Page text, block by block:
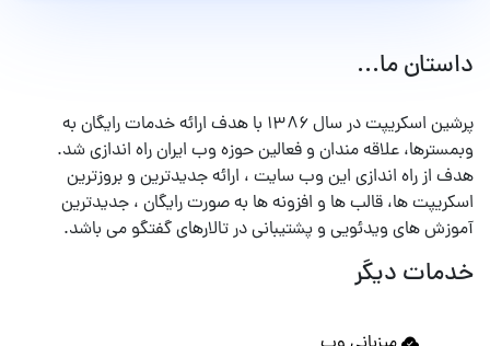
داستان ما...
پرشین اسکریپت در سال ۱۳۸۶ با هدف ارائه خدمات رایگان به
وبمسترها، علاقه مندان و فعالین حوزه وب ایران راه اندازی شد.
هدف از راه اندازی این وب سایت ، ارائه جدیدترین و بروزترین
اسکریپت ها، قالب ها و افزونه ها به صورت رایگان ، جدیدترین
آموزش های ویدئویی و پشتیبانی در تالارهای گفتگو می باشد.
خدمات دیگر